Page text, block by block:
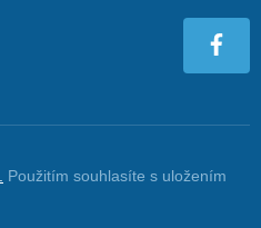
Použitím souhlasíte s uložením